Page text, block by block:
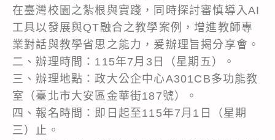
在臺灣校園之紮根與實踐，同時探討審慎導入AI
工具以發展與QT融合之教學案例，增進教師專
業對話與教學省思之能力，爰辦理旨揭分享會。
二、辦理時間：115年7月3日（星期五）。
三、辦理地點：政大公企中心A301CB多功能教
室（臺北市大安區金華街187號）。
四、報名時間：即日起至115年7月1日（星期
三）止。